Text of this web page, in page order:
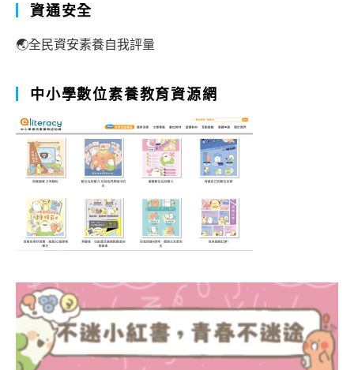
資通安全
🌏全民資安素養自我評量
中小學數位素養教育資源網